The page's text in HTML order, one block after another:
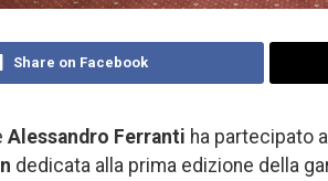
Share on Facebook
Alessandro Ferranti ha partecipato
dedicata alla prima edizione della